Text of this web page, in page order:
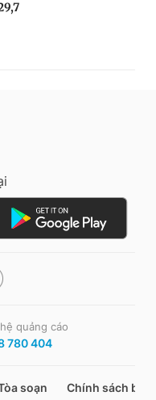
quảng cáo
780 404
soạn Chính sách bảo